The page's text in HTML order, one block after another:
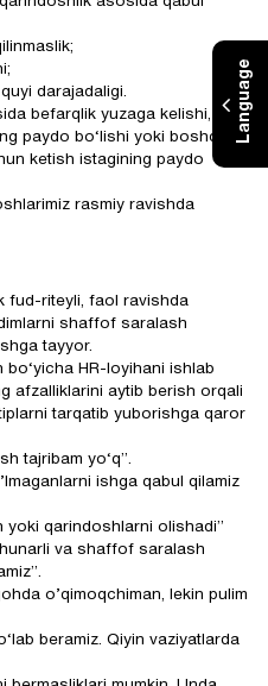
Language
darajadaligi.
befarqlik yuzaga kelishi, ish
paydo bo‘lishi yoki boshqa
ketish istagining paydo
rasmiy ravishda
fud-riteyli, faol ravishda
shaffof saralash
tayyor.
HR-loyihani ishlab
afzalliklarini aytib berish orqali
tarqatib yuborishga qaror
tajribam yo‘q”.
ishga qabul qilamiz
yoki qarindoshlarni olishadi”
va shaffof saralash
o’qimoqchiman, lekin pulim
beramiz. Qiyin vaziyatlarda